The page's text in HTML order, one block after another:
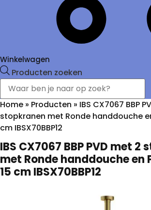
Winkelwagen
Producten zoeken
Home » Producten » IBS CX7067 BBP
stopkranen met Ronde handdouche
cm IBSX70BBP12
IBS CX7067 BBP PVD met 2
met Ronde handdouche en
15 cm IBSX70BBP12